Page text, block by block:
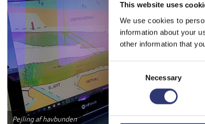
This website uses
We use cookies to
information about your
other information that
Consent
Necessary
Pejling af havbunden